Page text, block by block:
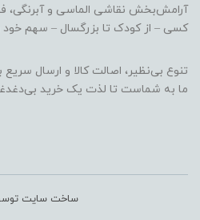
آرامش‌بخش نقاشی الماسی و آبرنگی،
کسی – از کودک تا بزرگسال – سهم خود
تنوع بی‌نظیر، اصالت کالا و ارسال
ما به شماست تا لذت یک خرید
ساخت سایت